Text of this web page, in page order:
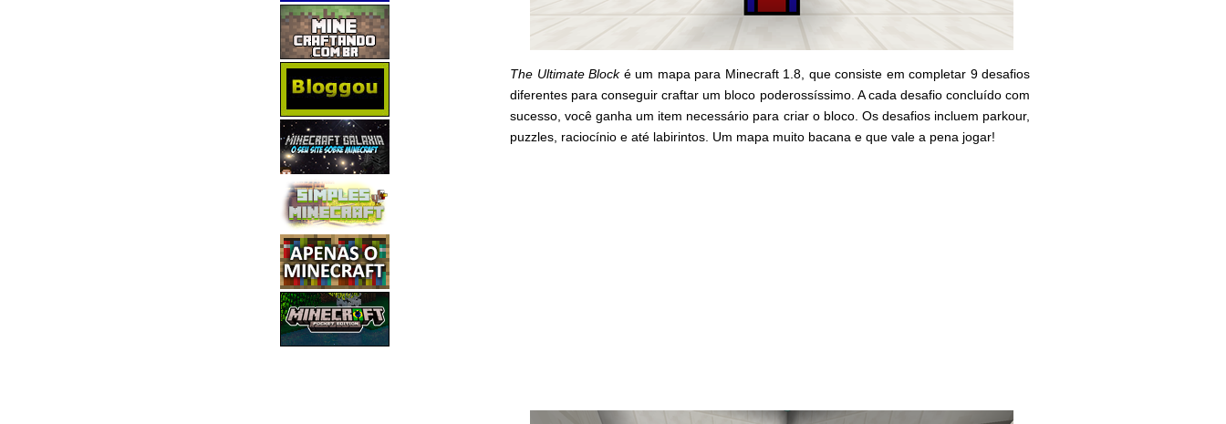
The Ultimate Blocké um mapa para Minecraft 1.8, que consiste em completar 9 desafios
diferentes para conseguir craftar um bloco poderossíssimo. A cada desafio concluído com
sucesso, você ganha um item necessário para criar o bloco. Os desafios incluem parkour,
puzzles, raciocínio e até labirintos. Um mapa muito bacana e que vale a pena jogar!